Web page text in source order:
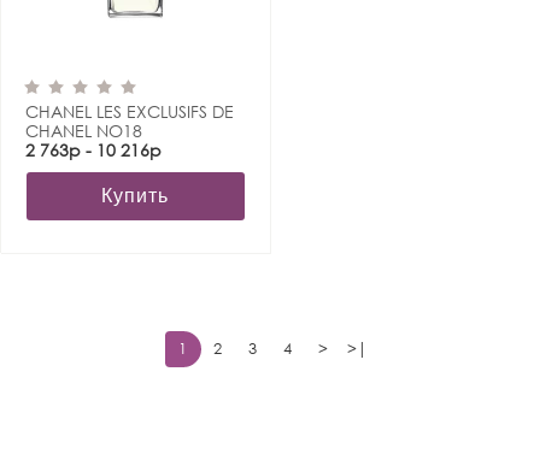
CHANEL LES EXCLUSIFS DE
CHANEL NO18
2 763р - 10 216р
Купить
1 2 3 4 > >|